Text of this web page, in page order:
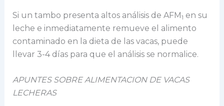
Si un tambo presenta altos análisis de AFM1 en su
leche e inmediatamente remueve el alimento
contaminado en la dieta de las vacas, puede
llevar 3-4 días para que el análisis se normalice.
APUNTES SOBRE ALIMENTACION DE VACAS
LECHERAS